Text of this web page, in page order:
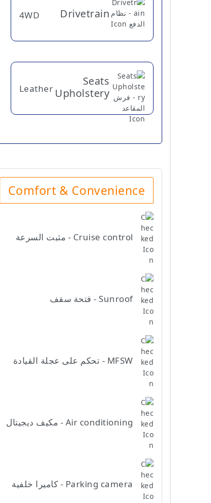
Drivetrain
4WD
Seats
Upholstery
Leather
Comfort & Convenience
Cruise control - مثبت السرعة
Sunroof - فتحة سقف
MFSW - تحكم على عجلة القيادة
Air conditioning - مكيف ديجيتال
Parking camera - كاميرا خلفية